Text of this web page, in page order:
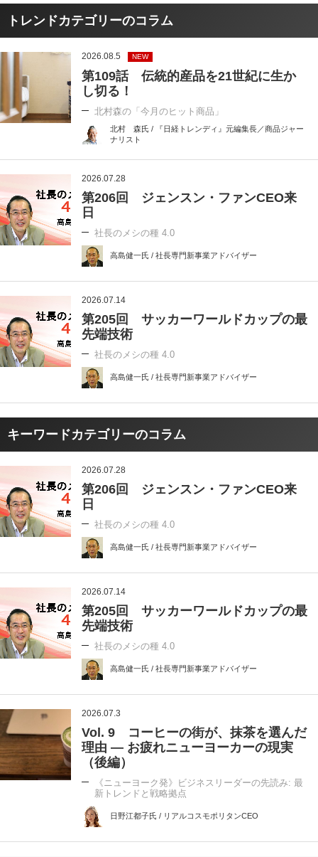
トレンドカテゴリーのコラム
2026.08.5 NEW
第109話 伝統的産品を21世紀に生か
し切る！
北村森の「今月のヒット商品」
北村 森氏 / 『日経トレンディ』元編集長／商品ジャー
ナリスト
2026.07.28
第206回 ジェンスン・ファンCEO来
日
社長のメシの種 4.0
高島健一氏 / 社長専門新事業アドバイザー
2026.07.14
第205回 サッカーワールドカップの最
先端技術
社長のメシの種 4.0
高島健一氏 / 社長専門新事業アドバイザー
キーワードカテゴリーのコラム
2026.07.28
第206回 ジェンスン・ファンCEO来
日
社長のメシの種 4.0
高島健一氏 / 社長専門新事業アドバイザー
2026.07.14
第205回 サッカーワールドカップの最
先端技術
社長のメシの種 4.0
高島健一氏 / 社長専門新事業アドバイザー
2026.07.3
Vol. 9 コーヒーの街が、抹茶を選んだ
理由 ― お疲れニューヨーカーの現実
（後編）
《ニューヨーク発》ビジネスリーダーの先読み: 最
新トレンドと戦略拠点
日野江都子氏 / リアルコスモポリタンCEO